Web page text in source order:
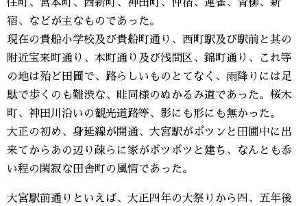
住町、宮本町、西新町、神田町、仲宿、連雀、青柳、新
宿、などが主なものであった。
現在の貴船小学校及び貴船町通り、西町駅及び駅前と其の
附近宝来町通り、本町通り及び浅間区、錦町通り、これ等
の地は殆ど田圃で、路らしいものとてなく、雨降りには足
駄で歩くのも難渋な、畦同様のぬかるみ道であった。桜木
町、神田川沿いの観光道路等、影にも形にも無かった。
大正の初め、身延線が開通、大宮駅がポツンと田圃中に出
来てからあの辺り疎らに家がボツボツと建ち、なんとも忝
い程の閑寂な田舎町の風情であった。
大宮駅前通りといえば、大正四年の大祭りから四、五年後